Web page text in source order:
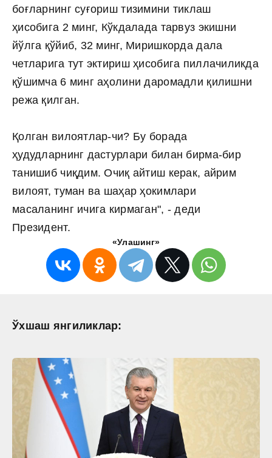
боғларнинг суғориш тизимини тиклаш
ҳисобига 2 минг, Кўкдалада тарвуз экишни
йўлга қўйиб, 32 минг, Миришкорда дала
четларига тут эктириш ҳисобига пиллачиликда
қўшимча 6 минг аҳолини даромадли қилишни
режа қилган.
Қолган вилоятлар-чи? Бу борада
ҳудудларнинг дастурлари билан бирма-бир
танишиб чиқдим. Очиқ айтиш керак, айрим
вилоят, туман ва шаҳар ҳокимлари
масаланинг ичига кирмаган", - деди
Президент.
«Улашинг»
Ўхшаш янгиликлар: